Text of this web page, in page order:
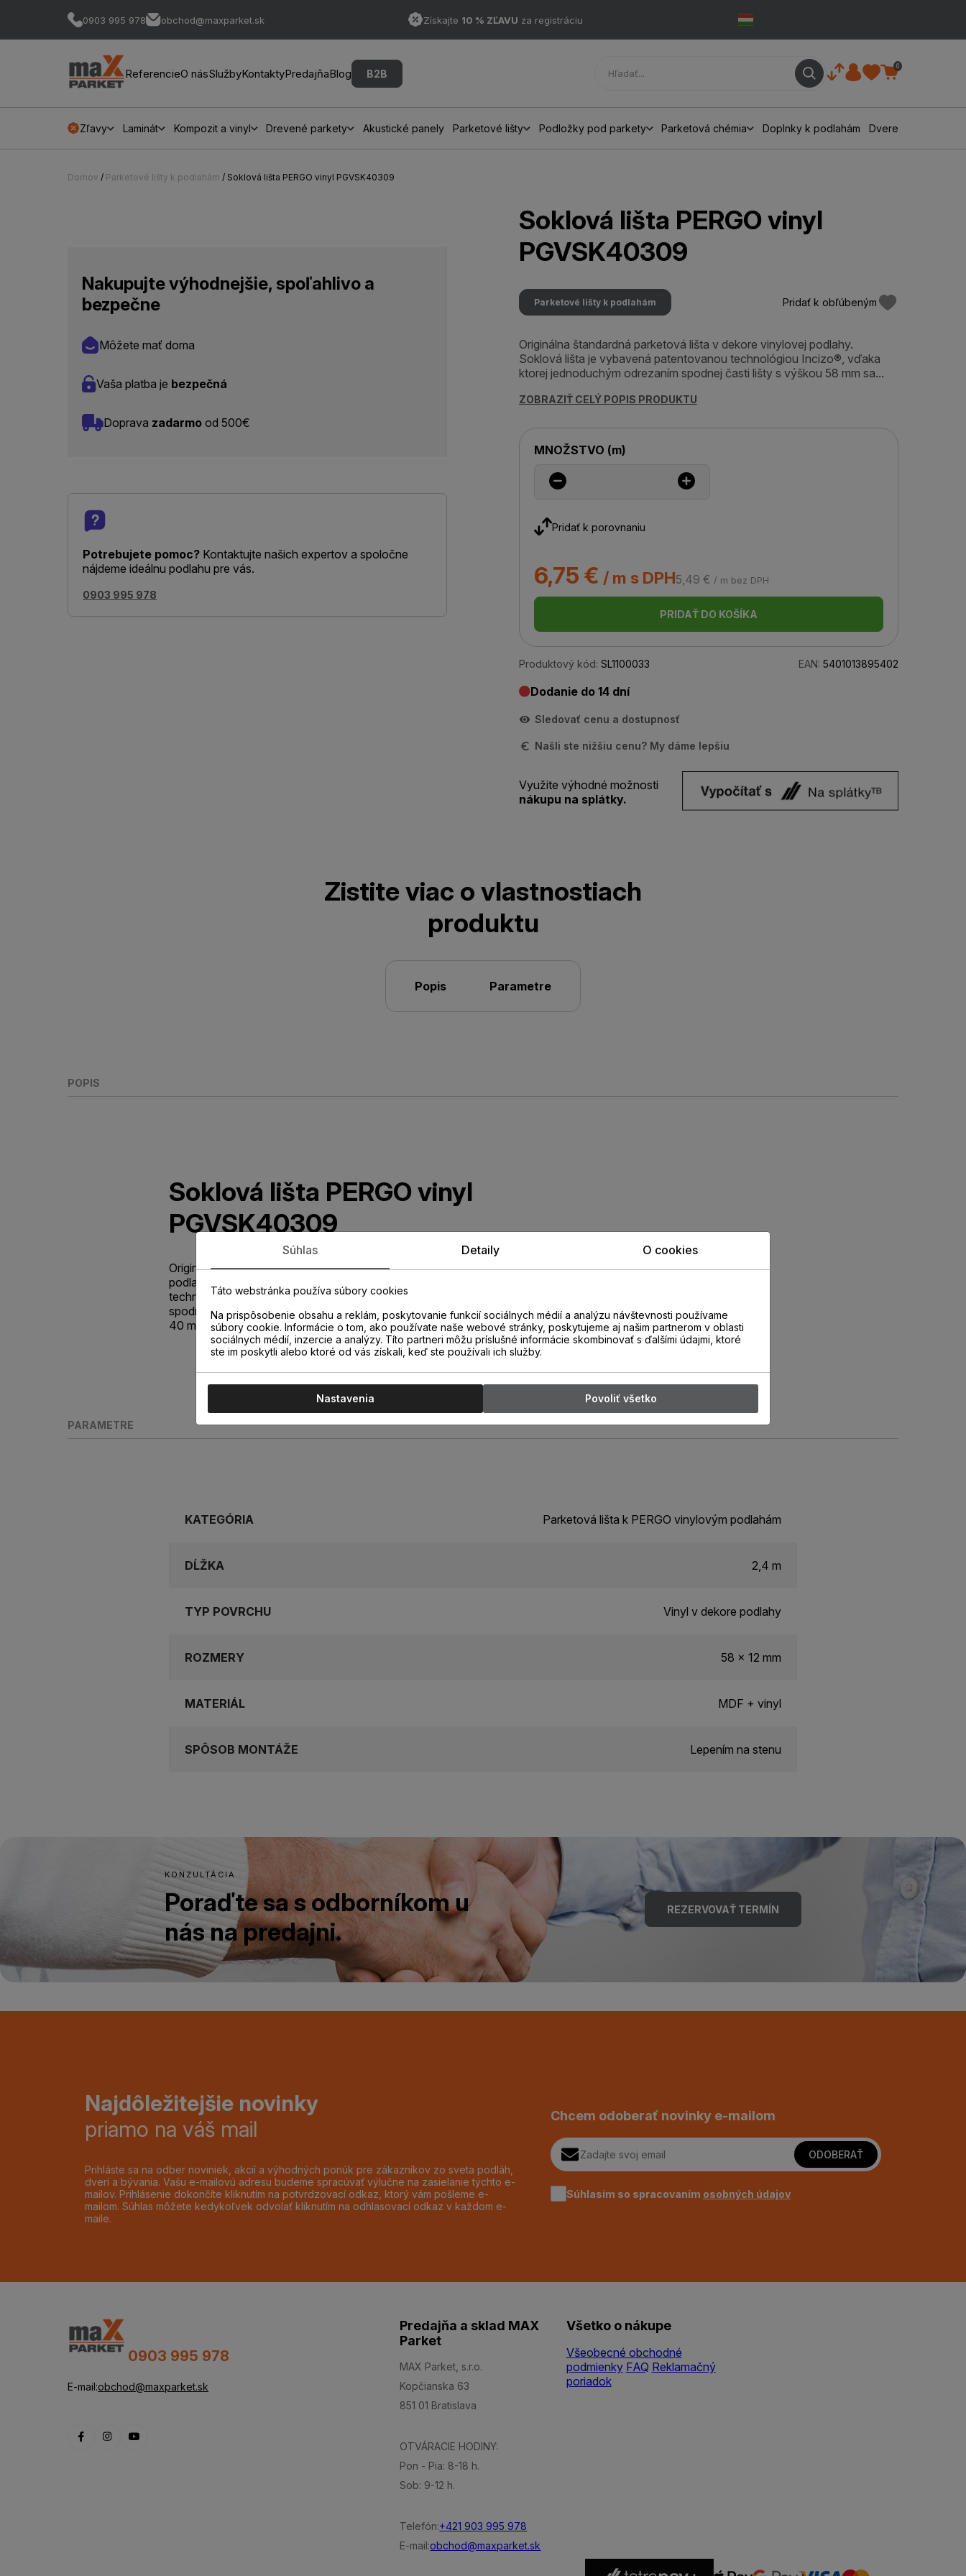
0903 995 978 obchod@maxparket.sk Získajte 10 % ZĽAVU za registráciu
ReferencieO násSlužbyKontaktyPredajňaBlog B2B
0
Zľavy Laminát Kompozit a vinyl Drevené parkety Akustické panely Parketové lišty Podložky pod parkety Parketová chémia Doplnky k podlahám Dvere
Domov / Parketové lišty k podlahám / Soklová lišta PERGO vinyl PGVSK40309
Nakupujte výhodnejšie, spoľahlivo a
bezpečne
Môžete mať doma
Vaša platba je bezpečná
Doprava zadarmo od 500€
Potrebujete pomoc? Kontaktujte našich expertov a spoločne
nájdeme ideálnu podlahu pre vás.
0903 995 978
Soklová lišta PERGO vinyl
PGVSK40309
Parketové lišty k podlahám Pridať k obľúbeným
Originálna štandardná parketová lišta v dekore vinylovej podlahy.
Soklová lišta je vybavená patentovanou technológiou Incizo®, vďaka
ktorej jednoduchým odrezaním spodnej časti lišty s výškou 58 mm sa...
ZOBRAZIŤ CELÝ POPIS PRODUKTU
MNOŽSTVO (m)
Pridať k porovnaniu
6,75 € / m s DPH5,49 € / m bez DPH
PRIDAŤ DO KOŠÍKA
Produktový kód: SL1100033 EAN: 5401013895402
Dodanie do 14 dní
Sledovať cenu a dostupnosť
Našli ste nižšiu cenu? My dáme lepšiu
Využite výhodné možnosti
nákupu na splátky.
Zistite viac o vlastnostiach
produktu
Popis Parametre
POPIS
Soklová lišta PERGO vinyl
PGVSK40309
Originálna štandardná parketová lišta v dekore vinylovej
podlahy. Soklová lišta je vybavená patentovanou
technológiou Incizo®, vďaka ktorej jednoduchým odrezaním
spodnej časti lišty s výškou 58 mm sa vytvorí lišta s výškou
40 mm.
PARAMETRE
KATEGÓRIA Parketová lišta k PERGO vinylovým podlahám
DĹŽKA 2,4 m
TYP POVRCHU Vinyl v dekore podlahy
ROZMERY 58 x 12 mm
MATERIÁL MDF + vinyl
SPÔSOB MONTÁŽE Lepením na stenu
KONZULTÁCIA
Poraďte sa s odborníkom u
nás na predajni.
REZERVOVAŤ TERMÍN
Najdôležitejšie novinky
priamo na váš mail
Prihláste sa na odber noviniek, akcií a výhodných ponúk pre zákazníkov zo sveta podláh,
dverí a bývania. Vašu e-mailovú adresu budeme spracúvať výlučne na zasielanie týchto e-
mailov. Prihlásenie dokončíte kliknutím na potvrdzovací odkaz, ktorý vám pošleme e-
mailom. Súhlas môžete kedykoľvek odvolať kliknutím na odhlasovací odkaz v každom e-
maile.
Chcem odoberať novinky e-mailom
ODOBERAŤ
Súhlasím so spracovaním osobných údajov
0903 995 978
E-mail:obchod@maxparket.sk
Predajňa a sklad MAX
Parket
MAX Parket, s.r.o.
Kopčianska 63
851 01 Bratislava
OTVÁRACIE HODINY:
Pon - Pia: 8-18 h.
Sob: 9-12 h.
Telefón:+421 903 995 978
E-mail:obchod@maxparket.sk
Všetko o nákupe
Všeobecné obchodné
podmienky FAQ Reklamačný
poriadok
Súhlas Detaily O cookies
Táto webstránka používa súbory cookies
Na prispôsobenie obsahu a reklám, poskytovanie funkcií sociálnych médií a analýzu návštevnosti používame
súbory cookie. Informácie o tom, ako používate naše webové stránky, poskytujeme aj našim partnerom v oblasti
sociálnych médií, inzercie a analýzy. Títo partneri môžu príslušné informácie skombinovať s ďalšími údajmi, ktoré
ste im poskytli alebo ktoré od vás získali, keď ste používali ich služby.
Nastavenia Povoliť všetko